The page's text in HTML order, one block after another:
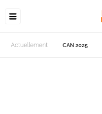
Actuellement CAN 2025